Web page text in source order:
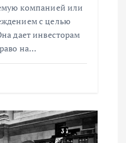
компанией или
с целью
дает инвесторам
на…